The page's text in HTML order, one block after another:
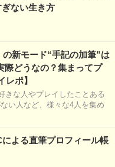
ない生き方
の新モード“手記の加筆”は
どうなの？集まってプ
レポ】
きな人やプレイしたことある
い人など、様々な4人を集め
による直筆プロフィール帳